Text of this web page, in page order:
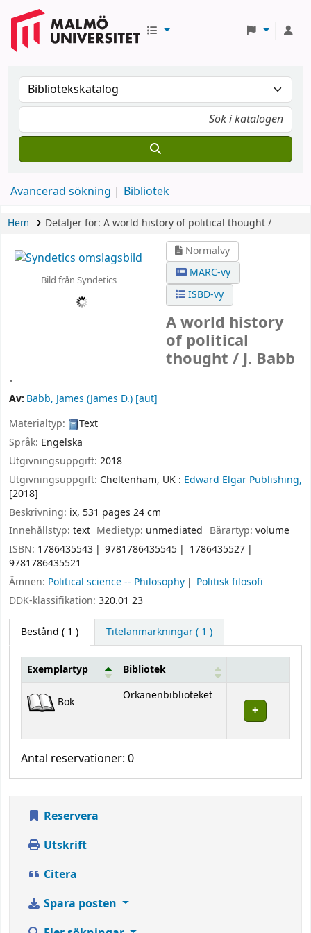
Avancerad sökning Bibliotek
Hem Detaljer för: A world history of political thought /
Bild från Syndetics
Normalvy
MARC-vy
ISBD-vy
A world history
of political
thought / J. Babb
.
Av: Babb, James (James D.) [aut]
Materialtyp:
Text
Språk: Engelska
Utgivningsuppgift: 2018
Utgivningsuppgift: Cheltenham, UK : Edward Elgar Publishing,
[2018]
Beskrivning: ix, 531 pages 24 cm
Innehållstyp: text Medietyp: unmediated Bärartyp: volume
ISBN: 1786435543 9781786435545
1786435527
9781786435521
Ämnen: Political science -- Philosophy
Politisk filosofi
DDK-klassifikation: 320.01 23
Bestånd ( 1 ) Titelanmärkningar ( 1 )
Exemplartyp Bibliotek
Bok Orkanenbiblioteket
Antal reservationer: 0
Reservera
Utskrift
Citera
Spara posten